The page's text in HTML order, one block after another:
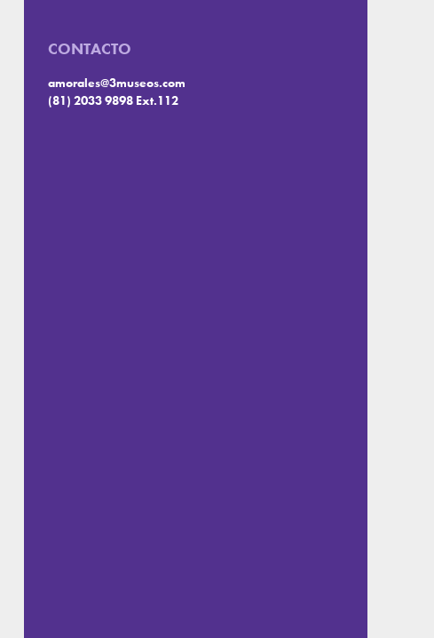
CONTACTO
amorales@3museos.com
(81) 2033 9898 Ext.112